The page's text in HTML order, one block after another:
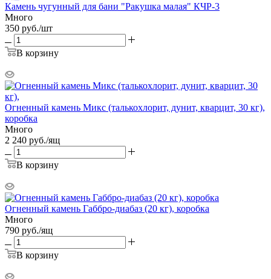
Камень чугунный для бани "Ракушка малая" КЧР-3
Много
350 руб./шт
В корзину
Огненный камень Микс (талькохлорит, дунит, кварцит, 30 кг),
коробка
Много
2 240 руб./ящ
В корзину
Огненный камень Габбро-диабаз (20 кг), коробка
Много
790 руб./ящ
В корзину